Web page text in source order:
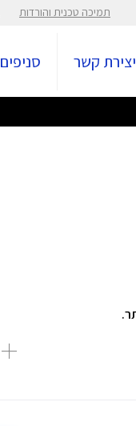
תמיכה טכנית והורדות
יצירת קשר סניפים